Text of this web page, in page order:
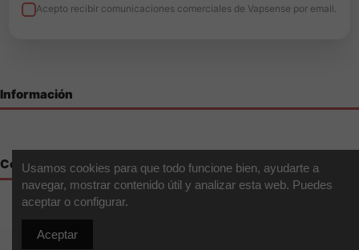
Acepto recibir comunicaciones comerciales de Vapsense por email.
Información
Contáctenos
Usamos cookies para que todo funcione bien, ayudarte a
navegar, mostrar contenido útil y analizar esta web. Puedes
aceptar o configurar.
Aceptar